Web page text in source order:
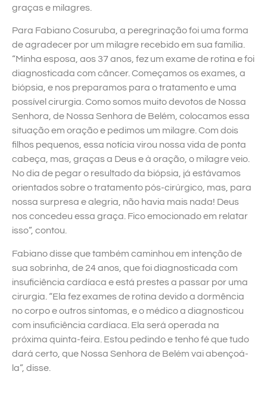
graças e milagres.
Para Fabiano Cosuruba, a peregrinação foi uma forma
de agradecer por um milagre recebido em sua família.
“Minha esposa, aos 37 anos, fez um exame de rotina e foi
diagnosticada com câncer. Começamos os exames, a
biópsia, e nos preparamos para o tratamento e uma
possível cirurgia. Como somos muito devotos de Nossa
Senhora, de Nossa Senhora de Belém, colocamos essa
situação em oração e pedimos um milagre. Com dois
filhos pequenos, essa notícia virou nossa vida de ponta
cabeça, mas, graças a Deus e à oração, o milagre veio.
No dia de pegar o resultado da biópsia, já estávamos
orientados sobre o tratamento pós-cirúrgico, mas, para
nossa surpresa e alegria, não havia mais nada! Deus
nos concedeu essa graça. Fico emocionado em relatar
isso”, contou.
Fabiano disse que também caminhou em intenção de
sua sobrinha, de 24 anos, que foi diagnosticada com
insuficiência cardíaca e está prestes a passar por uma
cirurgia. “Ela fez exames de rotina devido a dormência
no corpo e outros sintomas, e o médico a diagnosticou
com insuficiência cardíaca. Ela será operada na
próxima quinta-feira. Estou pedindo e tenho fé que tudo
dará certo, que Nossa Senhora de Belém vai abençoá-
la”, disse.